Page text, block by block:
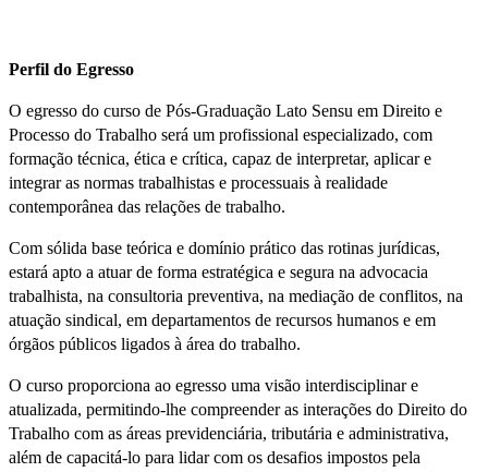
Perfil do Egresso
O egresso do curso de Pós-Graduação Lato Sensu em Direito e
Processo do Trabalho será um profissional especializado, com
formação técnica, ética e crítica, capaz de interpretar, aplicar e
integrar as normas trabalhistas e processuais à realidade
contemporânea das relações de trabalho.
Com sólida base teórica e domínio prático das rotinas jurídicas,
estará apto a atuar de forma estratégica e segura na advocacia
trabalhista, na consultoria preventiva, na mediação de conflitos, na
atuação sindical, em departamentos de recursos humanos e em
órgãos públicos ligados à área do trabalho.
O curso proporciona ao egresso uma visão interdisciplinar e
atualizada, permitindo-lhe compreender as interações do Direito do
Trabalho com as áreas previdenciária, tributária e administrativa,
além de capacitá-lo para lidar com os desafios impostos pela